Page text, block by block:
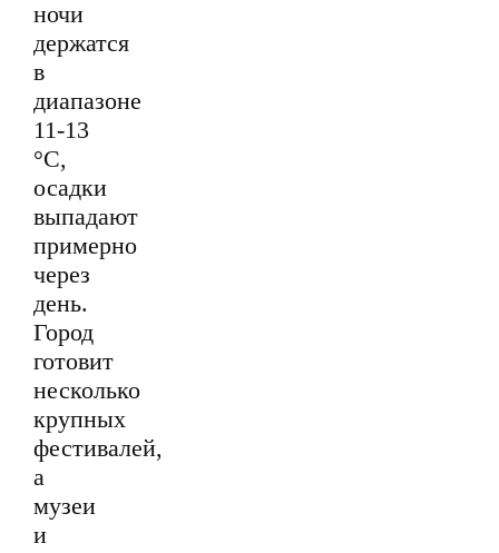
ночи
держатся
в
диапазоне
11-13
°С,
осадки
выпадают
примерно
через
день.
Город
готовит
несколько
крупных
фестивалей,
а
музеи
и